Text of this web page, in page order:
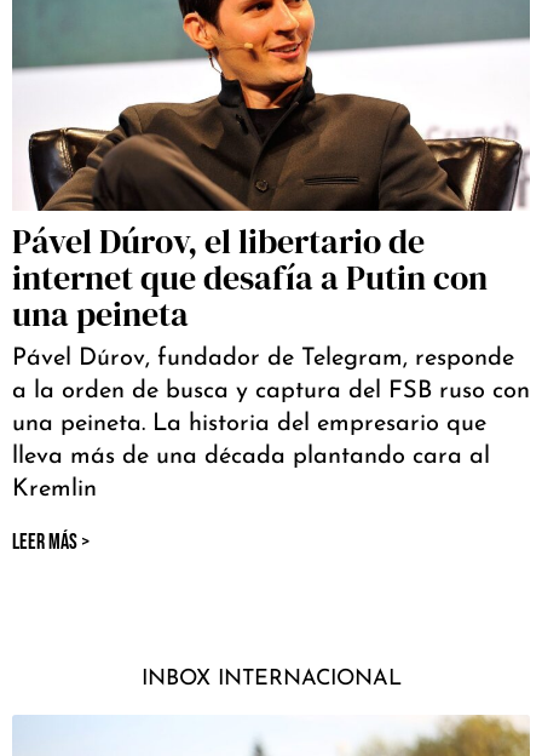
Pável Dúrov, el libertario de
internet que desafía a Putin con
una peineta
Pável Dúrov, fundador de Telegram, responde
a la orden de busca y captura del FSB ruso con
una peineta. La historia del empresario que
lleva más de una década plantando cara al
Kremlin
LEER MÁS >
INBOX INTERNACIONAL